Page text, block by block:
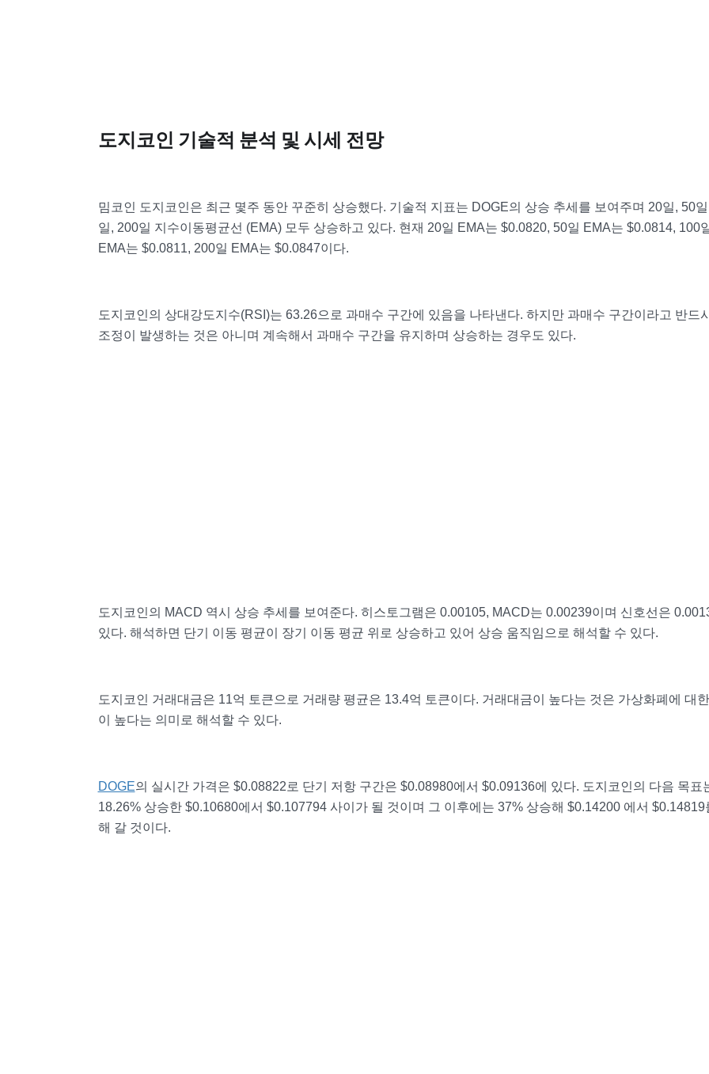
도지코인 기술적 분석 및 시세 전망
밈코인 도지코인은 최근 몇주 동안 꾸준히 상승했다. 기술적 지표는 DOGE의 상승 추세를 보여주며 20일, 50
일, 200일 지수이동평균선 (EMA) 모두 상승하고 있다. 현재 20일 EMA는 $0.0820, 50일 EMA는 $0.0814, 100
EMA는 $0.0811, 200일 EMA는 $0.0847이다.
도지코인의 상대강도지수(RSI)는 63.26으로 과매수 구간에 있음을 나타낸다. 하지만 과매수 구간이라고 반드
조정이 발생하는 것은 아니며 계속해서 과매수 구간을 유지하며 상승하는 경우도 있다.
도지코인의 MACD 역시 상승 추세를 보여준다. 히스토그램은 0.00105, MACD는 0.00239이며 신호선은
있다. 해석하면 단기 이동 평균이 장기 이동 평균 위로 상승하고 있어 상승 움직임으로 해석할 수 있다.
도지코인 거래대금은 11억 토큰으로 거래량 평균은 13.4억 토큰이다. 거래대금이 높다는 것은 가상화폐에 대
이 높다는 의미로 해석할 수 있다.
DOGE의 실시간 가격은 $0.08822로 단기 저항 구간은 $0.08980에서 $0.09136에 있다. 도지코인의 다음 목표
18.26% 상승한 $0.10680에서 $0.107794 사이가 될 것이며 그 이후에는 37% 상승해 $0.14200 에서 $0.14819
해 갈 것이다.